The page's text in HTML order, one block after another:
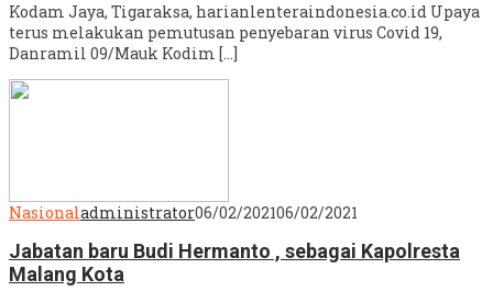
Kodam Jaya, Tigaraksa, harianlenteraindonesia.co.id Upaya
terus melakukan pemutusan penyebaran virus Covid 19,
Danramil 09/Mauk Kodim […]
Nasionaladministrator06/02/202106/02/2021
Jabatan baru Budi Hermanto , sebagai Kapolresta
Malang Kota